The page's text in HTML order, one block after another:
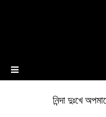
নিন্দা দুঃখে